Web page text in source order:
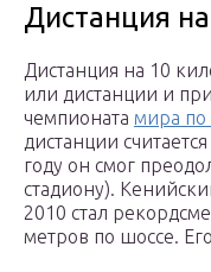
Дистанция
Дистанция на 10
или дистанции и
чемпионата мира по
дистанции
году он смог
стадиону).
2010 стал
метров по шоссе.